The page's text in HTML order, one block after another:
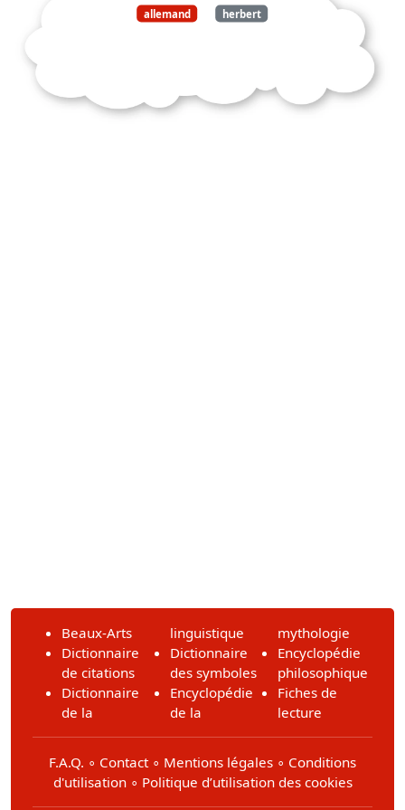
allemand herbert
Beaux-Arts
Dictionnaire
de citations
Dictionnaire
de la
linguistique
Dictionnaire
des symboles
Encyclopédie
de la
mythologie
Encyclopédie
philosophique
Fiches de
lecture
F.A.Q. ∘ Contact ∘ Mentions légales ∘ Conditions
d'utilisation∘ Politique d’utilisation des cookies